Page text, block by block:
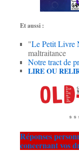
Et aussi :
"Le Petit Livre
maltraitance
Notre tract de
LIRE OU
* *
Réponses
concernant vos